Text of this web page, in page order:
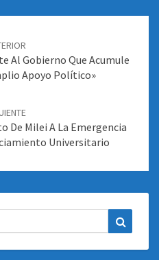
Al Gobierno Que Acumule
Apoyo Político»
De Milei A La Emergencia
Universitario